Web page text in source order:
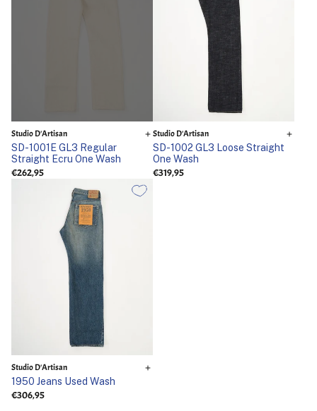
Studio D'Artisan
SD-1001E GL3 Regular
Straight Ecru One Wash
€262,95
Studio D'Artisan
SD-1002 GL3 Loose Straight
One Wash
€319,95
Studio D'Artisan
1950 Jeans Used Wash
€306,95